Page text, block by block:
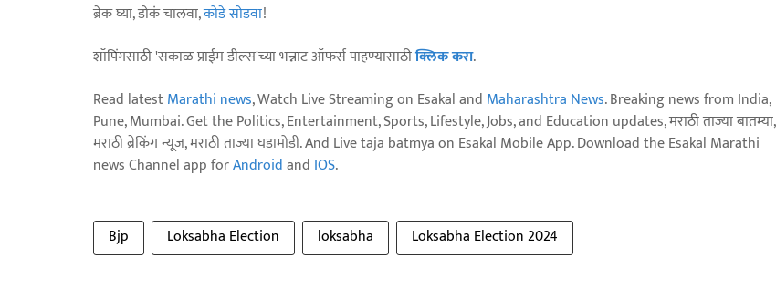
ब्रेक घ्या, डोकं चालवा,कोडे सोडवा!
शॉपिंगसाठी 'सकाळ प्राईम डील्स'च्या भन्नाट ऑफर्स पाहण्यासाठीक्लिक करा.
Read latestMarathi news, Watch Live Streaming on Esakal and Maharashtra News. Breaking news from India,
Pune, Mumbai. Get the Politics, Entertainment, Sports, Lifestyle, Jobs, and Education updates, मराठी ताज्या बातम्या,
मराठी ब्रेकिंग न्यूज, मराठी ताज्या घडामोडी. And Live taja batmya on Esakal Mobile App. Download the Esakal Marathi
news Channel app forAndroidand IOS.
Bjp Loksabha Election loksabha Loksabha Election 2024